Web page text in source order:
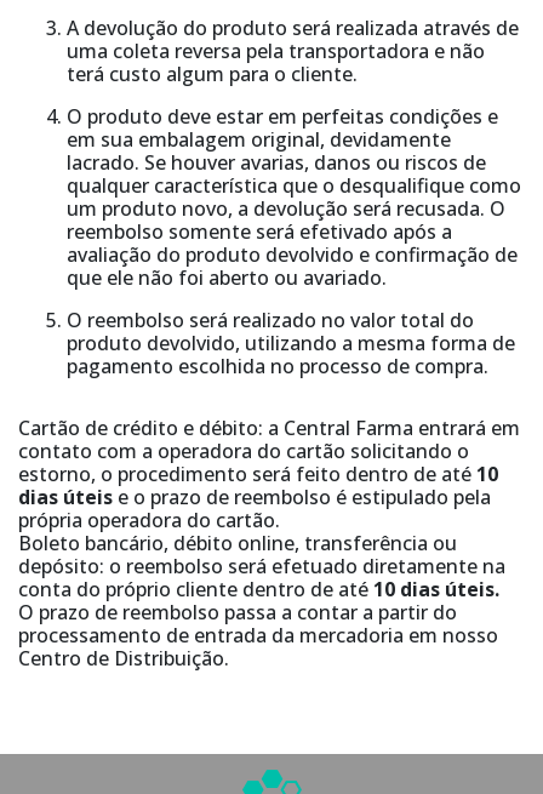
A devolução do produto será realizada através de
uma coleta reversa pela transportadora e não
terá custo algum para o cliente.
O produto deve estar em perfeitas condições e
em sua embalagem original, devidamente
lacrado. Se houver avarias, danos ou riscos de
qualquer característica que o desqualifique como
um produto novo, a devolução será recusada. O
reembolso somente será efetivado após a
avaliação do produto devolvido e confirmação de
que ele não foi aberto ou avariado.
O reembolso será realizado no valor total do
produto devolvido, utilizando a mesma forma de
pagamento escolhida no processo de compra.
Cartão de crédito e débito: a Central Farma entrará em
contato com a operadora do cartão solicitando o
estorno, o procedimento será feito dentro de até 10
dias úteis e o prazo de reembolso é estipulado pela
própria operadora do cartão.
Boleto bancário, débito online, transferência ou
depósito: o reembolso será efetuado diretamente na
conta do próprio cliente dentro de até 10 dias úteis.
O prazo de reembolso passa a contar a partir do
processamento de entrada da mercadoria em nosso
Centro de Distribuição.